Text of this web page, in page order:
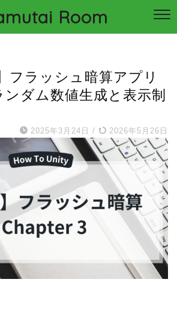
Room
フラッシュ暗算アプリ
ダム数値生成と表示制
2025年3月24日 / 2026年5月26日